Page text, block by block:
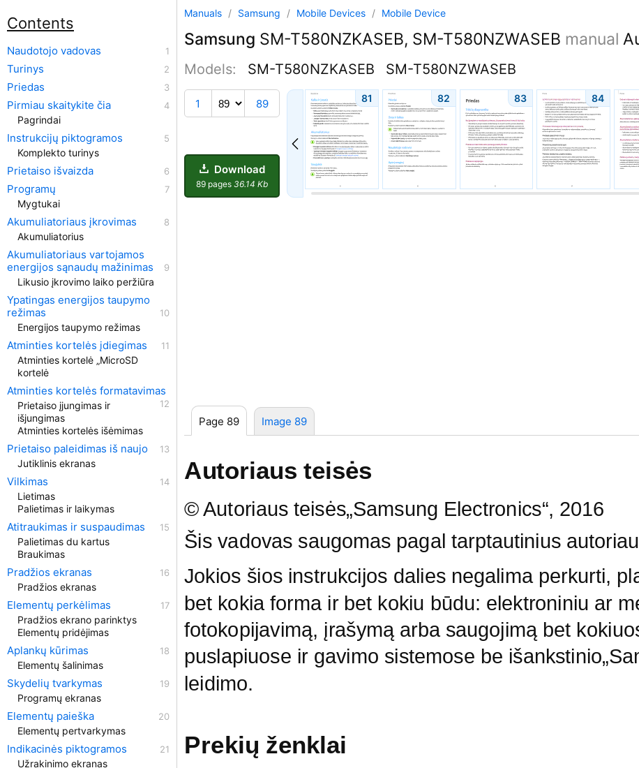
Manuals / Samsung / Mobile Devices / Mobile Device
Samsung SM-T580NZKASEB, SM-T580NZWASEB manual
Models: SM-T580NZKASEB SM-T580NZWASEB
1 89
Download
89 pages 36.14 Kb
80 81 82 83 84
Page 89 Image 89
Autoriaus teisės
© Autoriaus teisės„Samsung Electronics“, 2016
Šis vadovas saugomas pagal tarptautinius
Jokios šios instrukcijos dalies negalima perkurti,
bet kokia forma ir bet kokiu būdu: elektroniniu ar
fotokopijavimą, įrašymą arba saugojimą bet
puslapiuose ir gavimo sistemose be
leidimo.
Prekių ženklai
Contents
Naudotojo vadovas
Turinys
Priedas
Pirmiau skaitykite čia
Pagrindai
Instrukcijų piktogramos
Komplekto turinys
Prietaiso išvaizda
Programų
Mygtukai
Akumuliatoriaus įkrovimas
Akumuliatorius
Akumuliatoriaus vartojamos
energijos sąnaudų mažinimas
Likusio įkrovimo laiko peržiūra
Ypatingas energijos taupymo
režimas
Energijos taupymo režimas
Atminties kortelės įdiegimas
Atminties kortelė „MicroSD
kortelė
Atminties kortelės formatavimas
Prietaiso įjungimas ir
išjungimas
Atminties kortelės išėmimas
Prietaiso paleidimas iš naujo
Jutiklinis ekranas
Vilkimas
Lietimas
Palietimas ir laikymas
Atitraukimas ir suspaudimas
Palietimas du kartus
Braukimas
Pradžios ekranas
Pradžios ekranas
Elementų perkėlimas
Pradžios ekrano parinktys
Elementų pridėjimas
Aplankų kūrimas
Elementų šalinimas
Skydelių tvarkymas
Programų ekranas
Elementų paieška
Elementų pertvarkymas
Indikacinės piktogramos
Užrakinimo ekranas